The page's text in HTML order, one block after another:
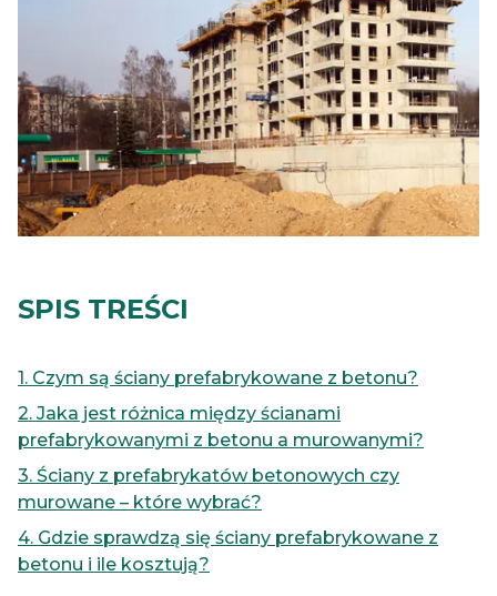
SPIS TREŚCI
1. Czym są ściany prefabrykowane z betonu?
2. Jaka jest różnica między ścianami
prefabrykowanymi z betonu a murowanymi?
3. Ściany z prefabrykatów betonowych czy
murowane – które wybrać?
4. Gdzie sprawdzą się ściany prefabrykowane z
betonu i ile kosztują?